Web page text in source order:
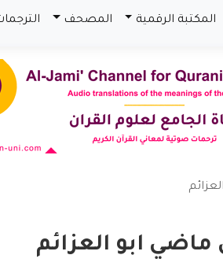
المكتبة الرقمية المصحف
ابو العزائم